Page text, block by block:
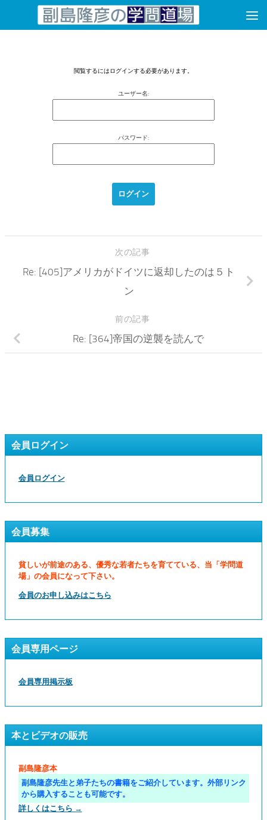
コンテンツへスキップ
閲覧するにはログインする必要があります。
ユーザー名:
パスワード:
次の記事
Re: [405]アメリカがドイツに返却したのは５ト
ン
前の記事
Re: [364]帝国の逆襲を読んで
会員ログイン
会員ログイン
会員募集
貧しいが前途のある、優秀な若者たちを育てている、当「学問道
場」の会員になって下さい。
会員のお申し込みはこちら
会員専用ページ
会員専用掲示板
本とビデオの販売
副島隆彦本
副島隆彦先生と弟子たちの書籍をご紹介しています。外部リンク
から購入することも可能です。
詳しくはこちら →